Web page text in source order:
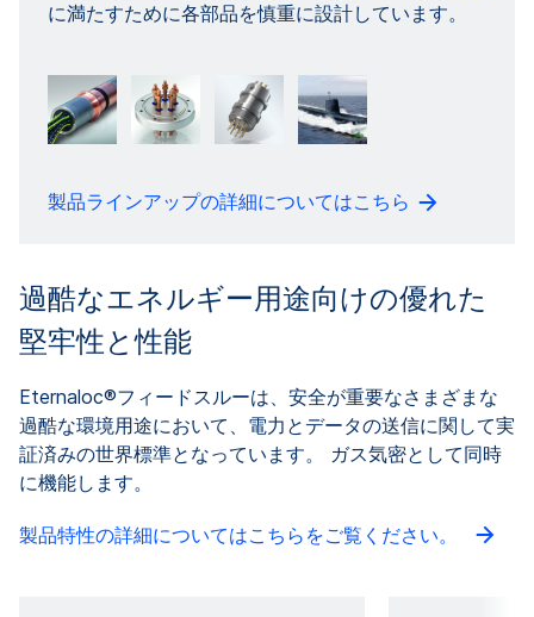
に満たすために各部品を慎重に設計しています。
製品ラインアップの詳細についてはこちら
過酷なエネルギー用途向けの優れた
堅牢性と性能
Eternaloc®フィードスルーは、安全が重要なさまざまな
過酷な環境用途において、電力とデータの送信に関して実
証済みの世界標準となっています。 ガス気密として同時
に機能します。
製品特性の詳細についてはこちらをご覧ください。